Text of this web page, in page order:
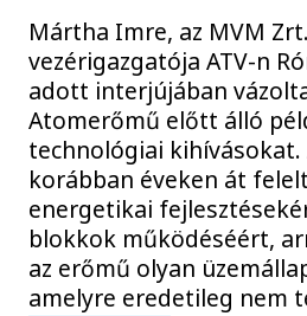
Mártha Imre, az MVM
vezérigazgatója ATV-n
adott interjújában
Atomerőmű előtt álló
technológiai kihívásokat.
korábban éveken át
energetikai
blokkok működéséért,
az erőmű olyan
amelyre eredetileg nem